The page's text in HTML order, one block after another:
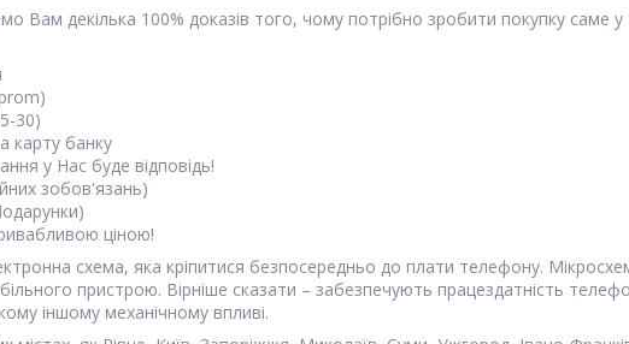
Вам декілька 100% доказів того, чому потрібно зробити покупку саме у
30)
карту банку
у Нас буде відповідь!
зобов'язань)
ціною!
схема, яка кріпитися безпосередньо до плати телефону.
пристрою. Вірніше сказати – забезпечують працездатність
іншому механічному впливі.